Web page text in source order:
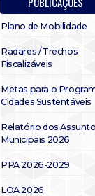
Plano de Mobilidade
Radares / Trechos
Fiscalizáveis
Metas para o
Cidades Sustentáveis
Relatório dos
Municipais 2026
PPA 2026-2029
LOA 2026